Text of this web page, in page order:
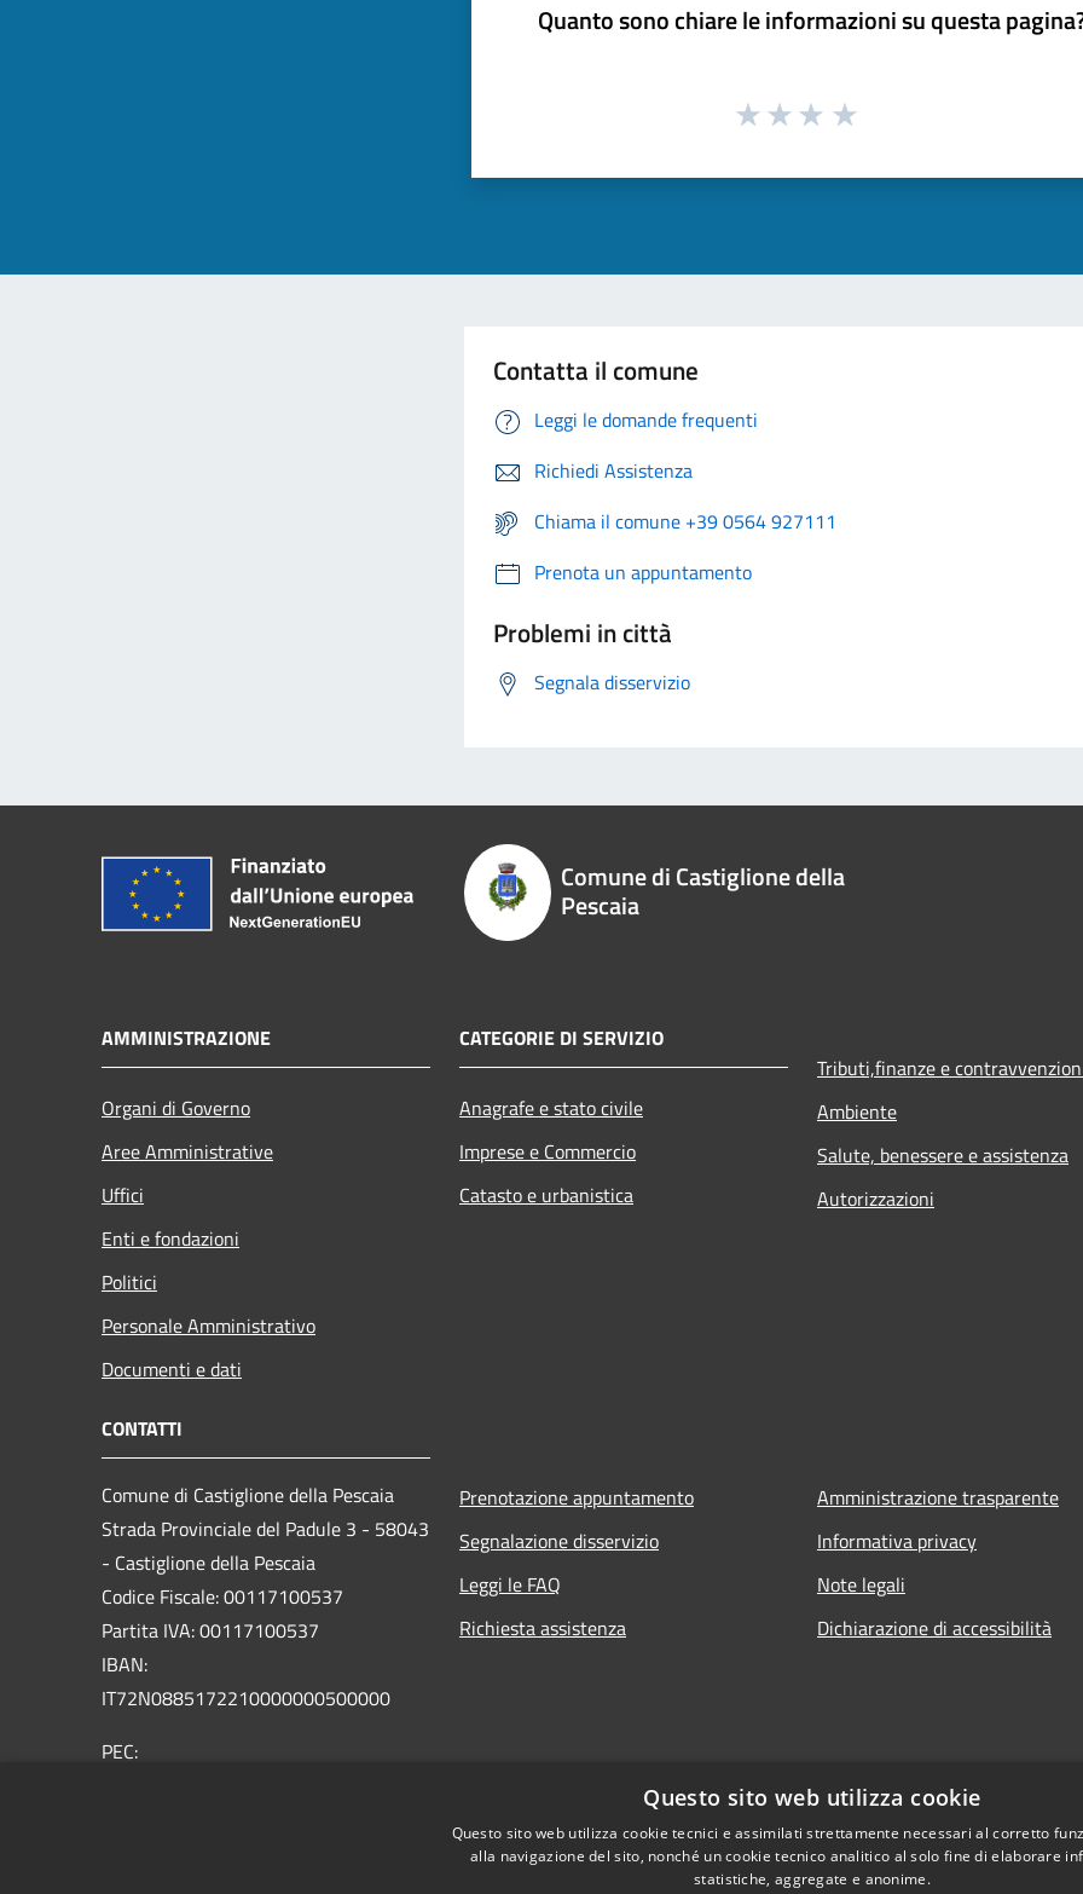
Quanto sono chiare le informazioni su questa
Contatta il comune
Leggi le domande frequenti
Richiedi Assistenza
Chiama il comune +39 0564 927111
Prenota un appuntamento
Problemi in città
Segnala disservizio
Comune di Castiglione della
Pescaia
AMMINISTRAZIONE
Organi di Governo
Aree Amministrative
Uffici
Enti e fondazioni
Politici
Personale Amministrativo
Documenti e dati
CATEGORIE DI SERVIZIO
Anagrafe e stato civile
Imprese e Commercio
Catasto e urbanistica
Tributi,finanze e
Ambiente
Salute, benessere e assistenza
Autorizzazioni
CONTATTI
Comune di Castiglione della Pescaia
Strada Provinciale del Padule 3 - 58043
- Castiglione della Pescaia
Codice Fiscale: 00117100537
Partita IVA: 00117100537
IBAN:
IT72N0885172210000000500000
PEC:
Prenotazione appuntamento
Segnalazione disservizio
Leggi le FAQ
Richiesta assistenza
Amministrazione trasparente
Informativa privacy
Note legali
Dichiarazione di accessibilità
Questo sito web utilizza cookie
Questo sito web utilizza cookie tecnici e assimilati strettamente necessari al corretto
alla navigazione del sito, nonché un cookie tecnico analitico al solo fine di elaborare
statistiche, aggregate e anonime.